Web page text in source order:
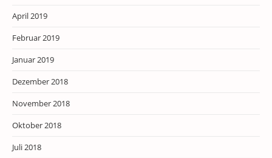
April 2019
Februar 2019
Januar 2019
Dezember 2018
November 2018
Oktober 2018
Juli 2018